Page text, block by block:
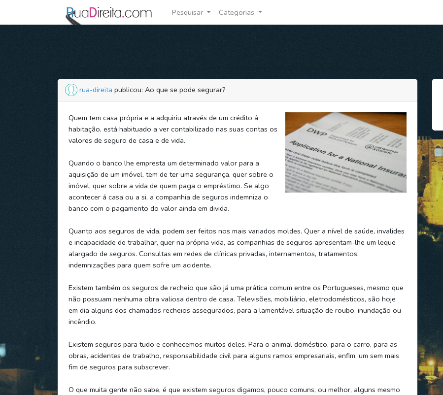
Pesquisar Categorias
rua-direita publicou: Ao que se pode segurar?
Quem tem casa própria e a adquiriu através de um crédito á
habitação, está habituado a ver contabilizado nas suas contas os
valores de seguro de casa e de vida.
Quando o banco lhe empresta um determinado valor para a
aquisição de um imóvel, tem de ter uma segurança, quer sobre o
imóvel, quer sobre a vida de quem paga o empréstimo. Se algo
acontecer á casa ou a si, a companhia de seguros indemniza o
banco com o pagamento do valor ainda em divida.
Quanto aos seguros de vida, podem ser feitos nos mais variados moldes. Quer a nível de saúde, invalides
e incapacidade de trabalhar, quer na própria vida, as companhias de seguros apresentam-lhe um leque
alargado de seguros. Consultas em redes de clínicas privadas, internamentos, tratamentos,
indemnizações para quem sofre um acidente.
Existem também os seguros de recheio que são já uma prática comum entre os Portugueses, mesmo que
não possuam nenhuma obra valiosa dentro de casa. Televisões, mobiliário, eletrodomésticos, são hoje
em dia alguns dos chamados recheios assegurados, para a lamentável situação de roubo, inundação ou
incêndio.
Existem seguros para tudo e conhecemos muitos deles. Para o animal doméstico, para o carro, para as
obras, acidentes de trabalho, responsabilidade civil para alguns ramos empresariais, enfim, um sem mais
fim de seguros para subscrever.
O que muita gente não sabe, é que existem seguros digamos, pouco comuns, ou melhor, alguns mesmo